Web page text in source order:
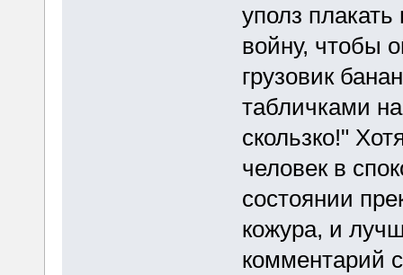
уполз
войну, чтобы
грузовик
табличками
скользко!"
человек в
состоянии
кожура, и
комментарий